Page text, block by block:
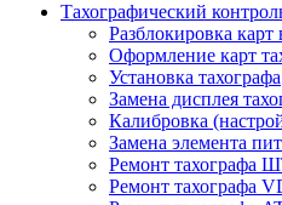
Тахографический
Разблокировка карт
Оформление карт
Установка тахографа
Замена дисплея
Калибровка
Замена элемента
Ремонт тахографа
Ремонт тахографа